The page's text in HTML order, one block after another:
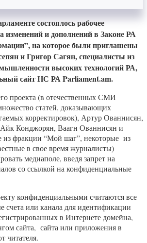
состоялось рабочее
изменений и дополнений в Законе РА
на которое были приглашены
и Григор Сагян, специалисты из
высоких технологий РА,
сайт НС РА Parliament.am.
проекта (в отечественных СМИ
статей, доказывающих
корректировок), Артур Ованнисян,
Конджорян, Ваагн Ованнисян и
из фракции “Мой шаг”, некоторые из
в свое время журналисты)
медиаполе, введя запрет на
со ссылкой на конфиденциальные
конфиденциальными считаются все
счета или канала для идентификации
в Интернете домейна,
сайта, сайта или приложения в
читателя.